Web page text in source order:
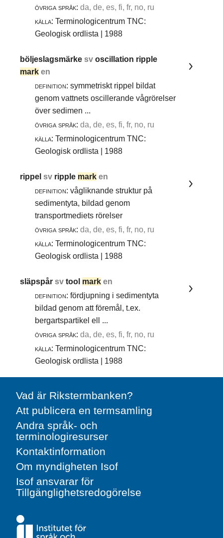
övriga språk: da, de, es, fi, fr, no, ru
källa: Terminologicentrum TNC:
Geologisk ordlista | 1988
böljeslagsmärkesvoscillation ripple
mark en
definition: symmetriskt rippel bildat
genom vattnets oscillerande vågrörelser
över sedimen ...
övriga språk: da, de, es, fi, fr, no, ru
källa: Terminologicentrum TNC:
Geologisk ordlista | 1988
rippelsv ripple mark en
definition: vågliknande struktur på
sedimentyta, bildad genom
transportmediets rörelser
övriga språk: da, de, es, fi, fr, no, ru
källa: Terminologicentrum TNC:
Geologisk ordlista | 1988
släpspårsvtool mark en
definition: fördjupning i sedimentyta
bildad genom att föremål, t.ex.
bergartspartikel ell ...
övriga språk: da, de, es, fi, fr, no, ru
källa: Terminologicentrum TNC:
Geologisk ordlista | 1988
Vad är Rikstermbanken?
Att publicera en termsamling
Andra språk- och
terminologiresurser
Kontaktinformation
Om myndigheten Isof
Isof ansvarar för
Tillgänglighetsredogörelse